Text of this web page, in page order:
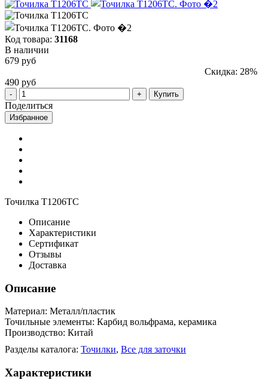
Код товара: 31168
В наличии
679 руб
Скидка: 28%
490 руб
Купить
Поделиться
Избранное
Точилка T1206TC
Описание
Характеристики
Сертификат
Отзывы
Доставка
Описание
Материал: Металл/пластик
Точильные элементы: Карбид вольфрама, керамика
Производство: Китай
Разделы каталога: Точилки, Все для заточки
Характеристики